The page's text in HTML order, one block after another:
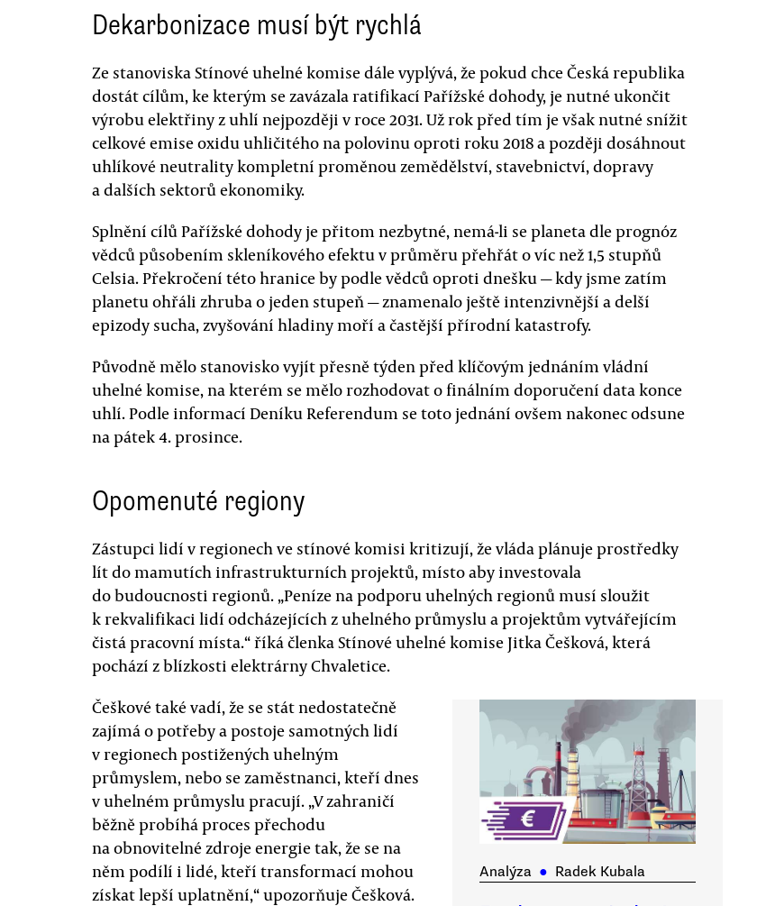
Dekarbonizace musí být rychlá
Ze stanoviska Stínové uhelné komise dále vyplývá, že pokud chce Česká republika
dostát cílům, ke kterým se zavázala ratifikací Pařížské dohody, je nutné ukončit
výrobu elektřiny z uhlí nejpozději v roce 2031. Už rok před tím je však nutné snížit
celkové emise oxidu uhličitého na polovinu oproti roku 2018 a později dosáhnout
uhlíkové neutrality kompletní proměnou zemědělství, stavebnictví, dopravy
a dalších sektorů ekonomiky.
Splnění cílů Pařížské dohody je přitom nezbytné, nemá-li se planeta dle prognóz
vědců působením skleníkového efektu v průměru přehřát o víc než 1,5 stupňů
Celsia. Překročení této hranice by podle vědců oproti dnešku — kdy jsme zatím
planetu ohřáli zhruba o jeden stupeň — znamenalo ještě intenzivnější a delší
epizody sucha, zvyšování hladiny moří a častější přírodní katastrofy.
Původně mělo stanovisko vyjít přesně týden před klíčovým jednáním vládní
uhelné komise, na kterém se mělo rozhodovat o finálním doporučení data konce
uhlí. Podle informací Deníku Referendum se toto jednání ovšem nakonec odsune
na pátek 4. prosince.
Opomenuté regiony
Zástupci lidí v regionech ve stínové komisi kritizují, že vláda plánuje prostředky
lít do mamutích infrastrukturních projektů, místo aby investovala
do budoucnosti regionů. „Peníze na podporu uhelných regionů musí sloužit
k rekvalifikaci lidí odcházejících z uhelného průmyslu a projektům vytvářejícím
čistá pracovní místa.“ říká členka Stínové uhelné komise Jitka Češková, která
pochází z blízkosti elektrárny Chvaletice.
Analýza ● Radek Kubala
Češkové také vadí, že se stát nedostatečně
zajímá o potřeby a postoje samotných lidí
v regionech postižených uhelným
průmyslem, nebo se zaměstnanci, kteří dnes
v uhelném průmyslu pracují. „V zahraničí
běžně probíhá proces přechodu
na obnovitelné zdroje energie tak, že se na
něm podílí i lidé, kteří transformací mohou
získat lepší uplatnění,“ upozorňuje Češková.